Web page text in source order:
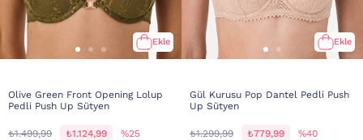
Ekle
Olive Green Front Opening Lolup
Pedli Push Up Sütyen
₺1.499,99 ₺1.124,99 %25
Ekle
Gül Kurusu Pop Dantel Pedli Push
Up Sütyen
₺1.299,99 ₺779,99 %40